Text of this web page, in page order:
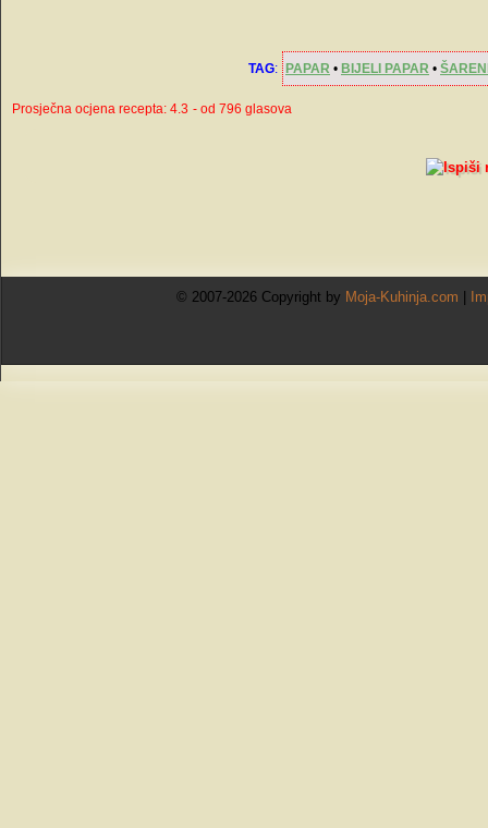
TAG: PAPAR • BIJELI PAPAR •
Prosječna ocjena recepta: 4.3 - od 796 glasova
© 2007-2026 Copyright by Moja-Kuhinja.com